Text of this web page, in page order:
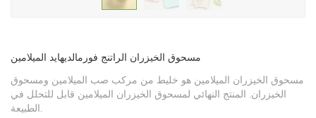
مسحوق الخيزران الراتنج فورمالديهايد الميلامين
مسحوق الخيزران الميلامين هو خليط من مركب صب الميلامين ومسحوق
الخيزران. المنتج النهائي لمسحوق الخيزران الميلامين قابل للتحلل في
الطبيعة.